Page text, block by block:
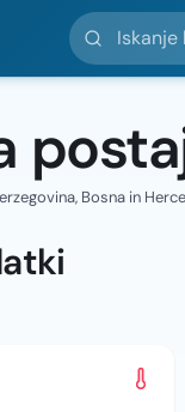
Iskanje lokacij
Bosna in